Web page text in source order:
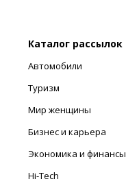
Каталог рассылок
Автомобили
Туризм
Мир женщины
Бизнес и карьера
Экономика и финансы
Hi-Tech